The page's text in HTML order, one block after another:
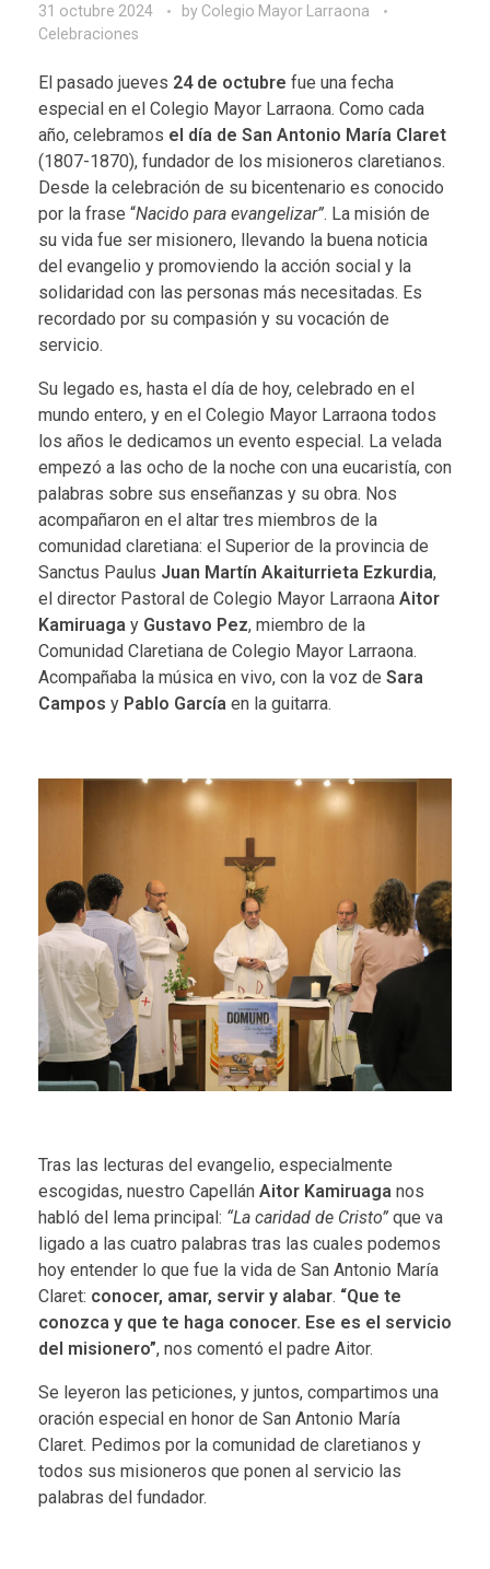
31 octubre 2024 by Colegio Mayor Larraona
Celebraciones
El pasado jueves 24 de octubre fue una fecha
especial en el Colegio Mayor Larraona. Como cada
año, celebramos el día de San Antonio María Claret
(1807-1870), fundador de los misioneros claretianos.
Desde la celebración de su bicentenario es conocido
por la frase “Nacido para evangelizar”. La misión de
su vida fue ser misionero, llevando la buena noticia
del evangelio y promoviendo la acción social y la
solidaridad con las personas más necesitadas. Es
recordado por su compasión y su vocación de
servicio.
Su legado es, hasta el día de hoy, celebrado en el
mundo entero, y en el Colegio Mayor Larraona todos
los años le dedicamos un evento especial. La velada
empezó a las ocho de la noche con una eucaristía, con
palabras sobre sus enseñanzas y su obra. Nos
acompañaron en el altar tres miembros de la
comunidad claretiana: el Superior de la provincia de
Sanctus Paulus Juan Martín Akaiturrieta Ezkurdia,
el director Pastoral de Colegio Mayor Larraona Aitor
Kamiruaga y Gustavo Pez, miembro de la
Comunidad Claretiana de Colegio Mayor Larraona.
Acompañaba la música en vivo, con la voz de Sara
Campos y Pablo García en la guitarra.
Tras las lecturas del evangelio, especialmente
escogidas, nuestro Capellán Aitor Kamiruaga nos
habló del lema principal: “La caridad de Cristo” que va
ligado a las cuatro palabras tras las cuales podemos
hoy entender lo que fue la vida de San Antonio María
Claret: conocer, amar, servir y alabar. “Que te
conozca y que te haga conocer. Ese es el servicio
del misionero”, nos comentó el padre Aitor.
Se leyeron las peticiones, y juntos, compartimos una
oración especial en honor de San Antonio María
Claret. Pedimos por la comunidad de claretianos y
todos sus misioneros que ponen al servicio las
palabras del fundador.